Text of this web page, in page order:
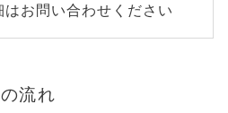
はお問い合わせください
流れ